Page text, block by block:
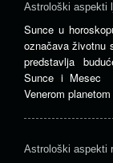
Astrološki aspekti
Sunce u
označava životnu
predstavlja
Sunce i Mesec
Venerom
Astrološki aspekti